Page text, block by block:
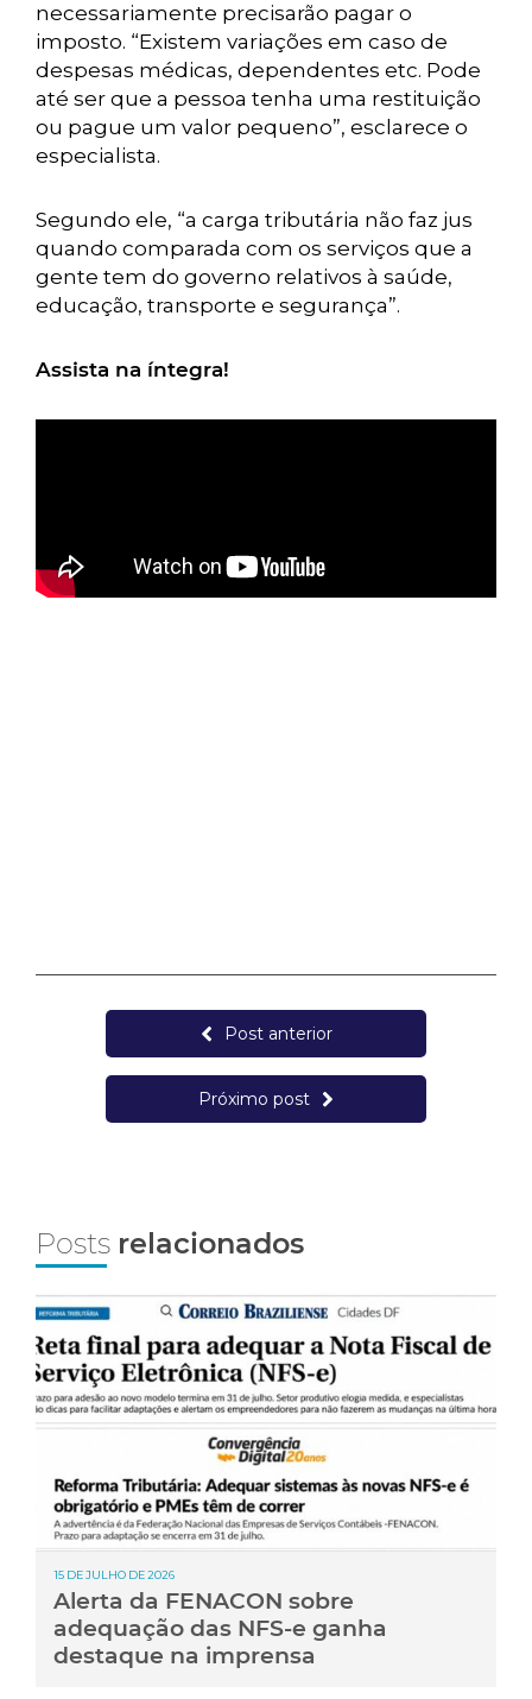
necessariamente precisarão pagar o
imposto. “Existem variações em caso de
despesas médicas, dependentes etc. Pode
até ser que a pessoa tenha uma restituição
ou pague um valor pequeno”, esclarece o
especialista.
Segundo ele, “a carga tributária não faz jus
quando comparada com os serviços que a
gente tem do governo relativos à saúde,
educação, transporte e segurança”.
Assista na íntegra!
Post anterior
Próximo post
Posts relacionados
15 DE JULHO DE 2026
Alerta da FENACON sobre
adequação das NFS-e ganha
destaque na imprensa